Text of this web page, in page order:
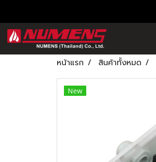
หน้าแรก สินค้าทั้งหมด
New